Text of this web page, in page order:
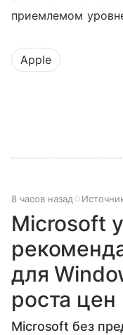
приемлемом
Apple
8 часов назад
Microsoft
для
роста цен
Microsoft без